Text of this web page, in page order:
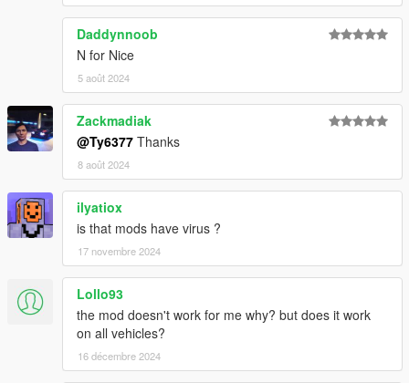
Daddynnoob
N for Nice
5 août 2024
Zackmadiak
@Ty6377 Thanks
8 août 2024
ilyatiox
is that mods have virus ?
17 novembre 2024
Lollo93
the mod doesn't work for me why? but does it work
on all vehicles?
16 décembre 2024